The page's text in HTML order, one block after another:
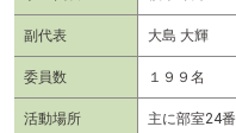
副代表 大島 大輝
委員数 １９９名
活動場所 主に部室24番